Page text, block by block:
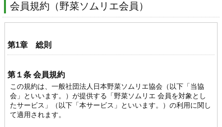
会員規約（野菜ソムリエ会員）
第1章 総則
第１条 会員規約
この規約は、一般社団法人日本野菜ソムリエ協会（以下「当協
会」といいます。）が提供する「野菜ソムリエ 会員を対象とし
たサービス」（以下「本サービス」といいます。）の利用に関し
て適用されます。